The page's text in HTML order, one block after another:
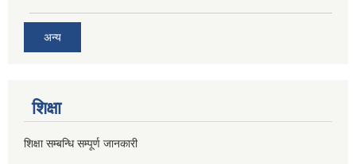
अन्य
शिक्षा
शिक्षा सम्बन्धि सम्पूर्ण जानकारी